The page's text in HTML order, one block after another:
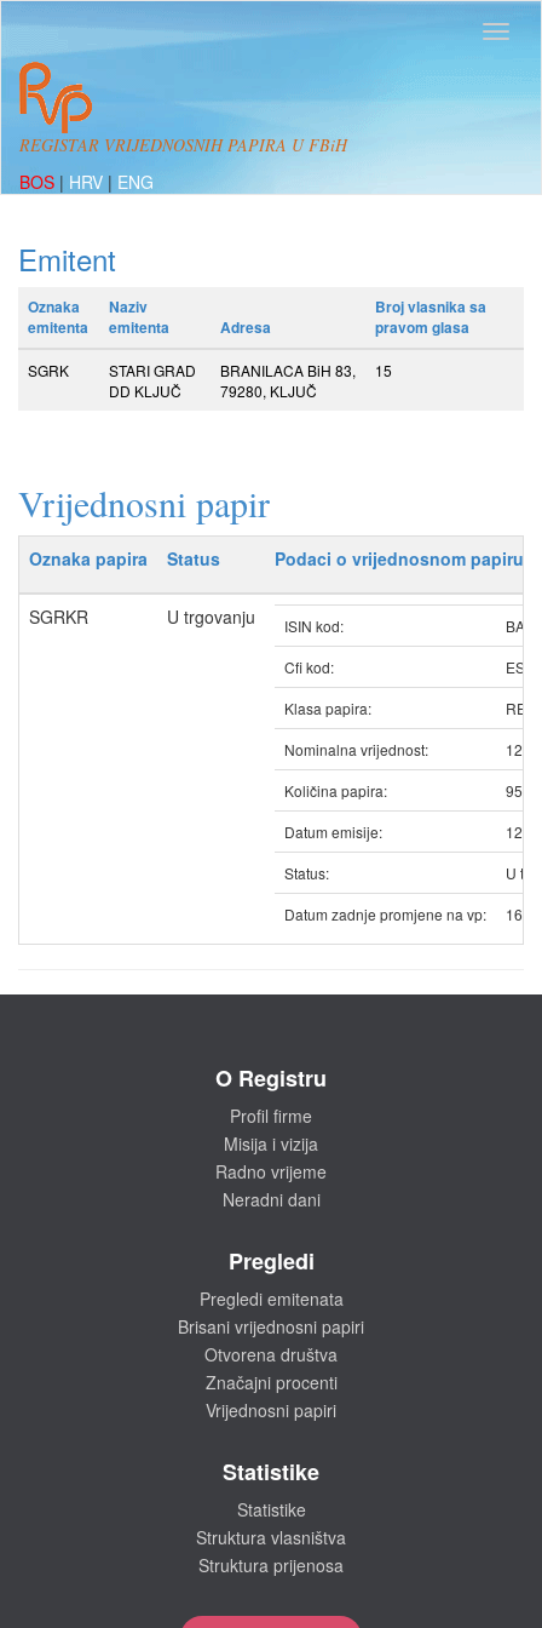
REGISTAR VRIJEDNOSNIH PAPIRA U FBiH
BOS | HRV | ENG
Emitent
Oznaka
emitenta
Naziv
emitenta
Adresa
Broj vlasnika sa
pravom glasa
SGRK
STARI GRAD
DD KLJUČ
BRANILACA BiH 83,
79280, KLJUČ
15
Vrijednosni papir
Oznaka papira Status Podaci o vrijednosnom papiru
SGRKR U trgovanju ISIN kod:
Cfi kod:
Klasa papira:
Nominalna vrijednost:
12.50
Količina papira:
Datum emisije:
Status:
U
Datum zadnje promjene na vp:
O Registru
Profil firme
Misija i vizija
Radno vrijeme
Neradni dani
Pregledi
Pregledi emitenata
Brisani vrijednosni papiri
Otvorena društva
Značajni procenti
Vrijednosni papiri
Statistike
Statistike
Struktura vlasništva
Struktura prijenosa